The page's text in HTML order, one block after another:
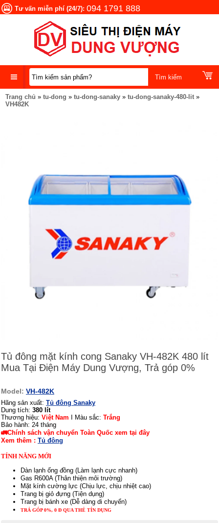
Tư vấn miễn phí (24/7): 094 1791 888
DANH
MỤC
Trang chủ » tu-dong » tu-dong-sanaky » tu-dong-sanaky-480-lit »
VH482K
Tủ đông mặt kính cong Sanaky VH-482K 480 lít
Mua Tại Điện Máy Dung Vượng, Trả góp 0%
Model: VH-482K
Hãng sản xuất: Tủ đông Sanaky
Dung tích: 380 lít
Thương hiệu: Việt Nam I Màu sắc: Trắng
Bảo hành: 24 tháng
🚛Chính sách vận chuyển Toàn Quốc xem tại đây
Xem thêm : Tủ đông
TÍNH NĂNG MỚI
Dàn lạnh ống đồng (Làm lạnh cực nhanh)
Gas R600A (Thân thiện môi trường)
Mặt kính cường lực (Chịu lực, chịu nhiệt cao)
Trang bị giỏ đựng (Tiện dụng)
Trang bị bánh xe (Dễ dàng di chuyển)
TRẢ GÓP 0%, 0 Đ QUA THẺ TÍN DỤNG